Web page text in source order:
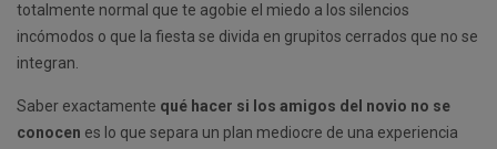
totalmente normal que te agobie el miedo a los silencios
incómodos o que la fiesta se divida en grupitos cerrados que no se
integran.
Saber exactamente qué hacer si los amigos del novio no se
conocen es lo que separa un plan mediocre de una experiencia